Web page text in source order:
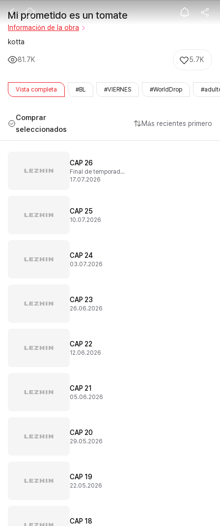
Mi prometido
Mi prometido es un tomate
Información de la obra
kotta
81.7K 5.7K
Vista completa #BL #VIERNES #WorldDrop
Comprar
seleccionados
Más recientes primero
CAP 26
Final de temporada 1
17.07.2026
CAP 25
10.07.2026
CAP 24
03.07.2026
CAP 23
26.06.2026
CAP 22
12.06.2026
CAP 21
05.06.2026
CAP 20
29.05.2026
CAP 19
22.05.2026
CAP 18